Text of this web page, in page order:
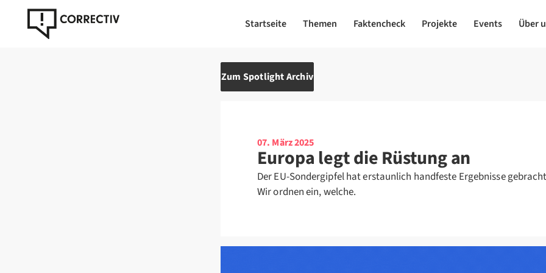
Startseite Themen Faktencheck Projekte Events Über
Zum Spotlight Archiv
07. März 2025
Europa legt die Rüstung an
Der EU-Sondergipfel hat erstaunlich handfeste Ergebnisse
Wir ordnen ein, welche.